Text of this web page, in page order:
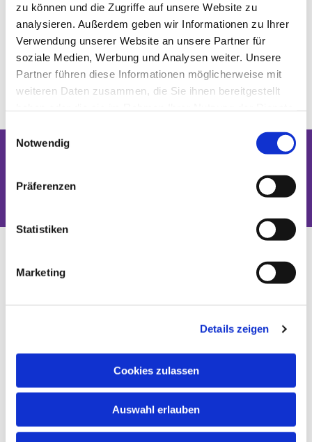
zu können und die Zugriffe auf unsere Website zu
analysieren. Außerdem geben wir Informationen zu Ihrer
Verwendung unserer Website an unsere Partner für
soziale Medien, Werbung und Analysen weiter. Unsere
Partner führen diese Informationen möglicherweise mit
weiteren Daten zusammen, die Sie ihnen bereitgestellt
Einwilligungsauswahl
Notwendig
Präferenzen
Statistiken
Marketing
Details zeigen
Cookies zulassen
Auswahl erlauben
Dies könnte Sie auch interessieren